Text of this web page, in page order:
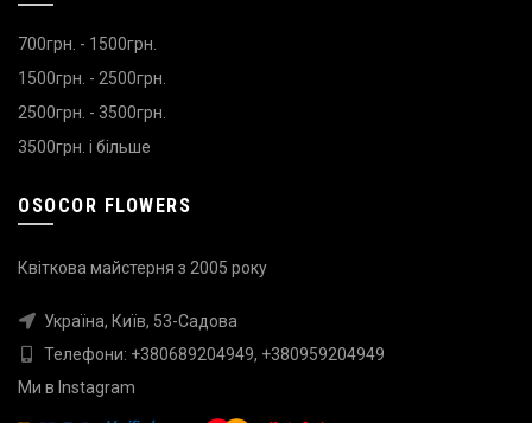
700грн. - 1500грн.
1500грн. - 2500грн.
2500грн. - 3500грн.
3500грн. і більше
OSOCOR FLOWERS
Квіткова майстерня з 2005 року
Україна, Київ, 53-Садова
Телефони: +380689204949, +380959204949
Ми в Instagram